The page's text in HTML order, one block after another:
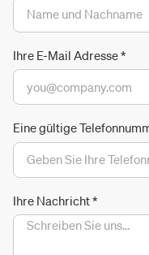
Ihre E-Mail Adresse*
Eine gültige
Ihre Nachricht*